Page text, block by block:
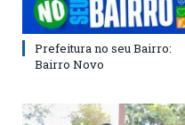
Prefeitura no seu Bairro:
Bairro Novo